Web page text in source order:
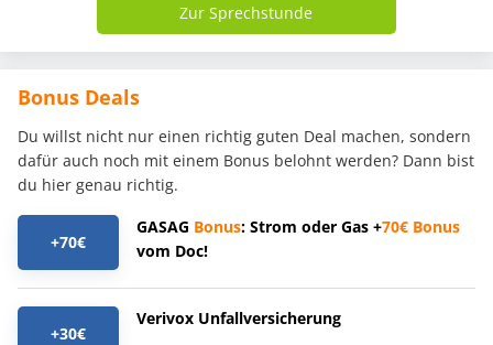
Zur Sprechstunde
Bonus Deals
Du willst nicht nur einen richtig guten Deal machen, sondern
dafür auch noch mit einem Bonus belohnt werden? Dann bist
du hier genau richtig.
+70€
GASAG Bonus: Strom oder Gas +70€ Bonus
vom Doc!
+30€
Verivox Unfallversicherung